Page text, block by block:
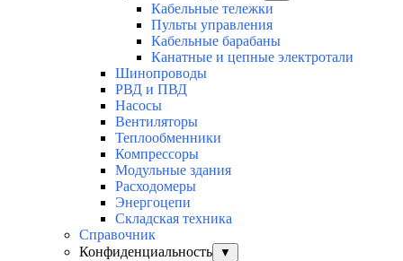
Кабельные тележки
Пульты управления
Кабельные барабаны
Канатные и цепные электротали
Шинопроводы
РВД и ПВД
Насосы
Вентиляторы
Теплообменники
Компрессоры
Модульные здания
Расходомеры
Энергоцепи
Складская техника
Справочник
Конфиденциальность
▼